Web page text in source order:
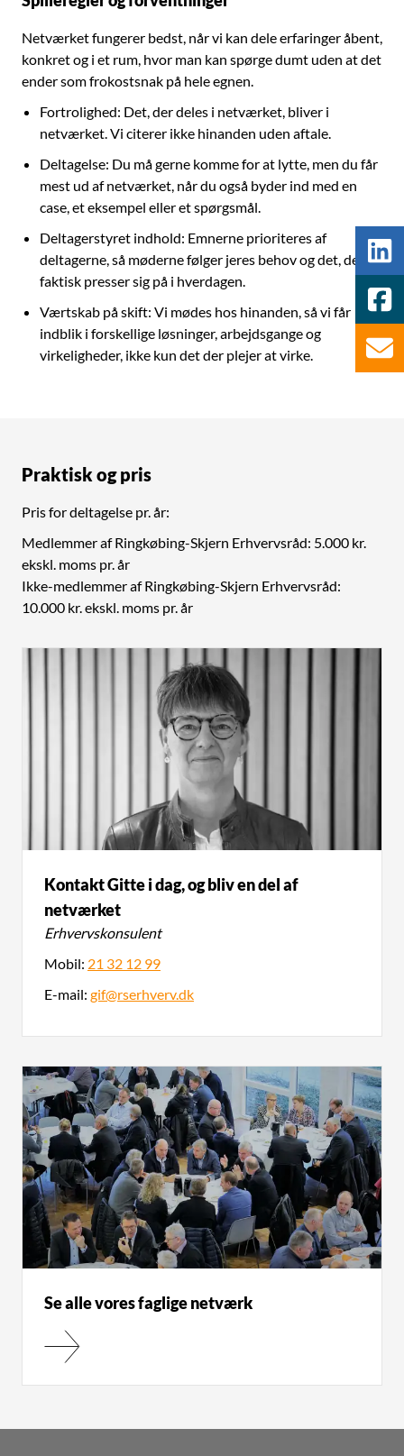
Netværket fungerer bedst, når vi kan dele erfaringer åbent,
konkret og i et rum, hvor man kan spørge dumt uden at det
ender som frokostsnak på hele egnen.
Fortrolighed: Det, der deles i netværket, bliver i
netværket. Vi citerer ikke hinanden uden aftale.
Deltagelse: Du må gerne komme for at lytte, men du får
mest ud af netværket, når du også byder ind med en
case, et eksempel eller et spørgsmål.
Deltagerstyret indhold: Emnerne prioriteres af
deltagerne, så møderne følger jeres behov og det, der
faktisk presser sig på i hverdagen.
Værtskab på skift: Vi mødes hos hinanden, så vi får
indblik i forskellige løsninger, arbejdsgange og
virkeligheder, ikke kun det der plejer at virke.
Praktisk og pris
Pris for deltagelse pr. år:
Medlemmer af Ringkøbing-Skjern Erhvervsråd: 5.000 kr.
ekskl. moms pr. år
Ikke-medlemmer af Ringkøbing-Skjern Erhvervsråd:
10.000 kr. ekskl. moms pr. år
Kontakt Gitte i dag, og bliv en del af
netværket
Erhvervskonsulent
Mobil: 21 32 12 99
E-mail: gif@rserhverv.dk
Se alle vores faglige netværk